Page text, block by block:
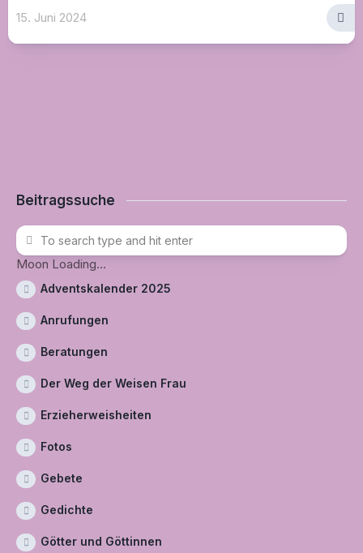
15. Juni 2024
Beitragssuche
Moon Loading...
Adventskalender 2025
Anrufungen
Beratungen
Der Weg der Weisen Frau
Erzieherweisheiten
Fotos
Gebete
Gedichte
Götter und Göttinnen